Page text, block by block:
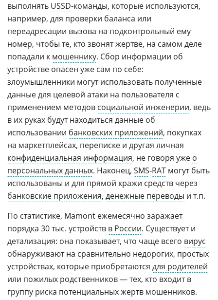
выполнять USSD‑команды, которые используются,
например, для проверки баланса или
переадресации вызова на подконтрольный ему
номер, чтобы те, кто звонят жертве, на самом деле
попадали к мошеннику. Сбор информации об
устройстве опасен уже сам по себе:
злоумышленники могут использовать полученные
данные для целевой атаки на пользователя с
применением методов социальной инженерии, ведь
в их руках будут находиться данные об
использовании банковских приложений, покупках
на маркетплейсах, переписке и другая личная
конфиденциальная информация, не говоря уже о
персональных данных. Наконец, SMS‑RAT могут быть
использованы и для прямой кражи средств через
банковские приложения, денежные переводы и т.п.
По статистике, Mamont ежемесячно заражает
порядка 30 тыс. устройств в России. Существует и
детализация: она показывает, что чаще всего вирус
обнаруживают на сравнительно недорогих, простых
устройствах, которые приобретаются для родителей
или пожилых родственников — тех, кто входит в
группу риска потенциальных жертв мошенников.